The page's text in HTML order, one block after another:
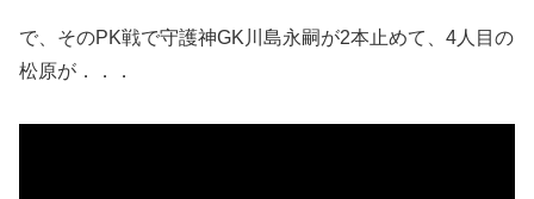
で、そのPK戦で守護神GK川島永嗣が2本止めて、4人目の
松原が．．．